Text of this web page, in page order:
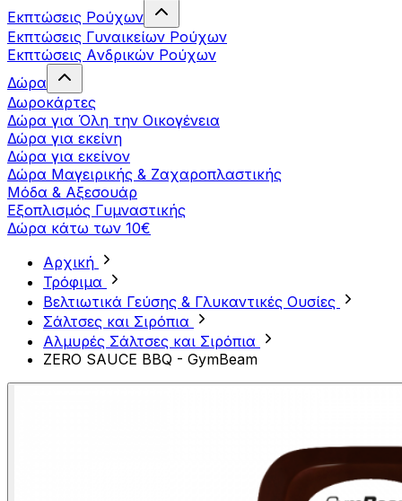
Εκπτώσεις Ρούχων
Εκπτώσεις Γυναικείων Ρούχων
Εκπτώσεις Aνδρικών Ρούχων
Δώρα
Δωροκάρτες
Δώρα για Όλη την Οικογένεια
Δώρα για εκείνη
Δώρα για εκείνον
Δώρα Μαγειρικής & Ζαχαροπλαστικής
Μόδα & Αξεσουάρ
Εξοπλισμός Γυμναστικής
Δώρα κάτω των 10€
Αρχική
Τρόφιμα
Βελτιωτικά Γεύσης & Γλυκαντικές Ουσίες
Σάλτσες και Σιρόπια
Αλμυρές Σάλτσες και Σιρόπια
ZERO SAUCE BBQ - GymBeam